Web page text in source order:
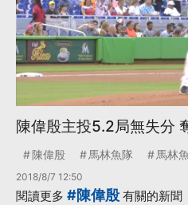
陳偉殷主投5.2局無失分
陳偉殷 馬林魚隊 馬林魚
2018/8/7 12:50
閱讀更多 #陳偉殷有關的新聞